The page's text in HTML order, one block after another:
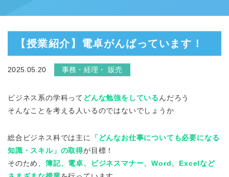
【授業紹介】電卓がんばっています！
2025.05.20 事務・経理・ 販売
ビジネス系の学科って どんな勉強をしている んだろう
そんなことを考える人いるのではないでしょうか
総合ビジネス科では主に
「どんなお仕事についても必要になる
知識・スキル」の取得が目標！
そのため、 簿記、電卓、ビジネスマナー、Word、Excelなど